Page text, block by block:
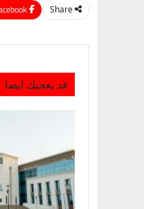
Share
قد يعجبك ايضا